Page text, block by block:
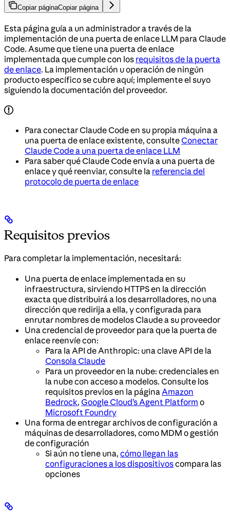
Copiar páginaCopiar página
Esta página guía a un administrador a través de la
implementación de una puerta de enlace LLM para Claude
Code. Asume que tiene una puerta de enlace
implementada que cumple con los requisitos de la puerta
de enlace. La implementación u operación de ningún
producto específico se cubre aquí; implemente el suyo
siguiendo la documentación del proveedor.
Para conectar Claude Code en su propia máquina a
una puerta de enlace existente, consulteConectar
Claude Code a una puerta de enlace LLM
Para saber qué Claude Code envía a una puerta de
enlace y qué reenviar, consulte la referencia del
protocolo de puerta de enlace
Requisitos previos
Para completar la implementación, necesitará:
Una puerta de enlace implementada en su
infraestructura, sirviendo HTTPS en la dirección
exacta que distribuirá a los desarrolladores, no una
dirección que redirija a ella, y configurada para
enrutar nombres de modelos Claude a su proveedor
Una credencial de proveedor para que la puerta de
enlace reenvíe con:
Para la API de Anthropic: una clave API de la
Consola Claude
Para un proveedor en la nube: credenciales en
la nube con acceso a modelos. Consulte los
requisitos previos en la páginaAmazon
Bedrock, Google Cloud’s Agent Platform o
Microsoft Foundry
Una forma de entregar archivos de configuración a
máquinas de desarrolladores, como MDM o gestión
de configuración
Si aún no tiene una, cómo llegan las
configuraciones a los dispositivoscompara las
opciones